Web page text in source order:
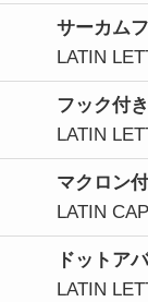
サーカム
LATIN
フック付
LATIN
マクロン
LATIN
ドットア
LATIN